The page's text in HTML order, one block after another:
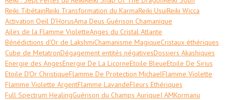
Reiki TibétainReiki Transformation du KarmaReiki UsuiReiki Wicca
Activation Oeil D'HorusAma Deus Guérison Chamanique
Ailes de la Flamme VioletteAnges du Cristal Atlante
Bénédictions d'Or de LakshmiChamanisme MagiqueCristaux éthériques
Cube de MetatronDégagement entités négativesDossiers Akashiques
Energie des AngesEnergie De La LicorneEtoile BleueEtoile De Sirius
Etoile D'Or ChristiqueFlamme De Protection MichaelFlamme Violette
Flamme Violette ArgentFlamme LavandeFleurs Ethériques
Full Spectrum HealingGuérison du Champs AuriqueI AMKormanu